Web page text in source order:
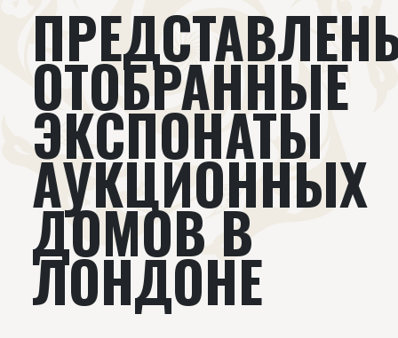
Всемирное общество
Проекты Подкасты
Книги Видеолекторий
ОТОБРАННЫЕ
ЭКСПОНАТЫ
АУКЦИОННЫХ
ДОМОВ В
ЛОНДОНЕ